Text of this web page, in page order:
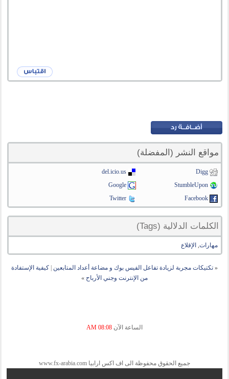
مواقع النشر (المفضلة)
Digg
del.icio.us
StumbleUpon
Google
Facebook
Twitter
الكلمات الدلالية (Tags)
مهارات, الإقلاع
« تكتيكات مجربة لزيادة تفاعل الفيس بوك و مضاعة أعداد المتابعين
كيفية الإستفادة
من الإنترنت وجني الأرباح »
الساعة الآن 08:08 AM
جميع الحقوق محفوظة الى اف اكس ارابيا www.fx-arabia.com